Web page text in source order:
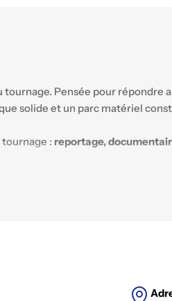
tournage. Pensée pour répondre
solide et un parc matériel
: reportage,